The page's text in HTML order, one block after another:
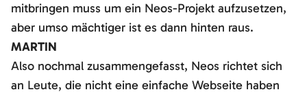
mitbringen muss um ein Neos-Projekt aufzusetzen,
aber umso mächtiger ist es dann hinten raus.
MARTIN
Also nochmal zusammengefasst, Neos richtet sich
an Leute, die nicht eine einfache Webseite haben